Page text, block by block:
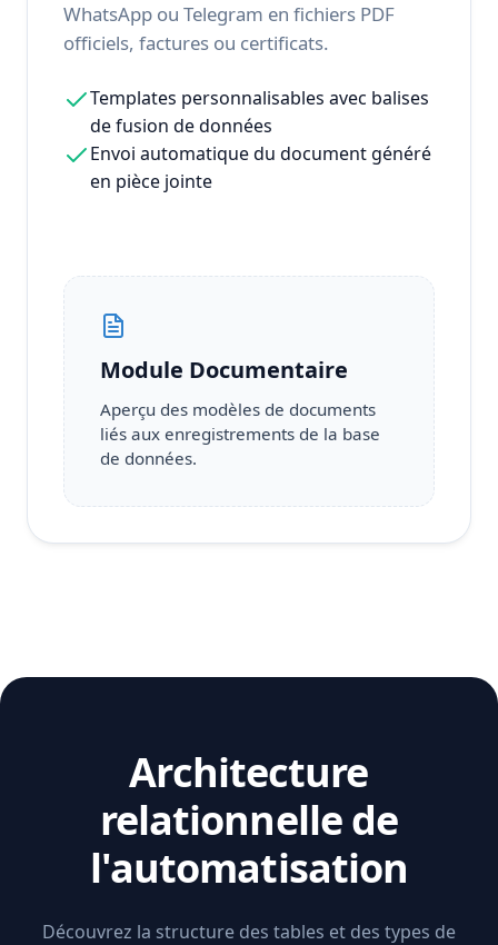
WhatsApp ou Telegram en fichiers PDF
officiels, factures ou certificats.
Templates personnalisables avec balises
de fusion de données
Envoi automatique du document généré
en pièce jointe
Module Documentaire
Aperçu des modèles de documents
liés aux enregistrements de la base
de données.
Architecture
relationnelle de
l'automatisation
Découvrez la structure des tables et des types de